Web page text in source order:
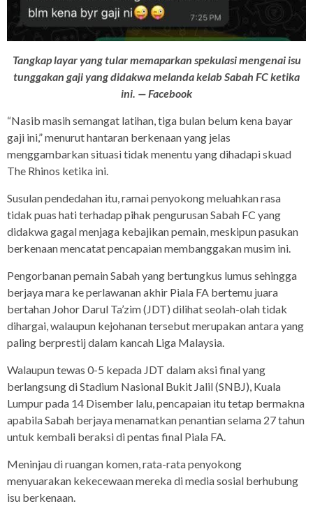
Tangkap layar yang tular memaparkan spekulasi mengenai isu
tunggakan gaji yang didakwa melanda kelab Sabah FC ketika
ini. — Facebook
“Nasib masih semangat latihan, tiga bulan belum kena bayar
gaji ini,” menurut hantaran berkenaan yang jelas
menggambarkan situasi tidak menentu yang dihadapi skuad
The Rhinos ketika ini.
Susulan pendedahan itu, ramai penyokong meluahkan rasa
tidak puas hati terhadap pihak pengurusan Sabah FC yang
didakwa gagal menjaga kebajikan pemain, meskipun pasukan
berkenaan mencatat pencapaian membanggakan musim ini.
Pengorbanan pemain Sabah yang bertungkus lumus sehingga
berjaya mara ke perlawanan akhir Piala FA bertemu juara
bertahan Johor Darul Ta’zim (JDT) dilihat seolah-olah tidak
dihargai, walaupun kejohanan tersebut merupakan antara yang
paling berprestij dalam kancah Liga Malaysia.
Walaupun tewas 0-5 kepada JDT dalam aksi final yang
berlangsung di Stadium Nasional Bukit Jalil (SNBJ), Kuala
Lumpur pada 14 Disember lalu, pencapaian itu tetap bermakna
apabila Sabah berjaya menamatkan penantian selama 27 tahun
untuk kembali beraksi di pentas final Piala FA.
Meninjau di ruangan komen, rata-rata penyokong
menyuarakan kekecewaan mereka di media sosial berhubung
isu berkenaan.